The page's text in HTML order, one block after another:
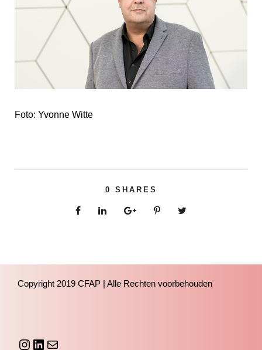
Foto: Yvonne Witte
0 SHARES
Copyright 2019 CFAP | Alle Rechten voorbehouden
Instagram LinkedIn mailto:bestuur@cfap.nl